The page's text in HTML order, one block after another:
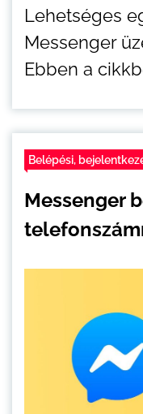
Lehetséges
Messenger
Ebben a
Belépési,
Messenger